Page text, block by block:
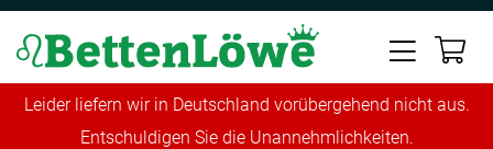
Leider liefern wir in Deutschland vorübergehend nicht aus.
Entschuldigen Sie die Unannehmlichkeiten.